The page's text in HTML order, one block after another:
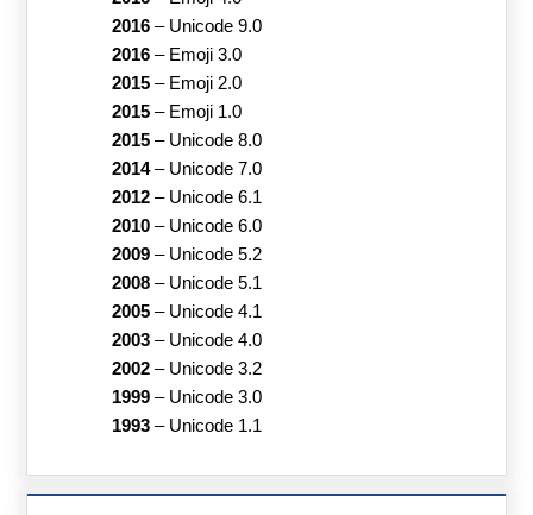
2016– Unicode 9.0
2016– Emoji 3.0
2015– Emoji 2.0
2015– Emoji 1.0
2015– Unicode 8.0
2014– Unicode 7.0
2012– Unicode 6.1
2010– Unicode 6.0
2009– Unicode 5.2
2008– Unicode 5.1
2005– Unicode 4.1
2003– Unicode 4.0
2002– Unicode 3.2
1999– Unicode 3.0
1993– Unicode 1.1